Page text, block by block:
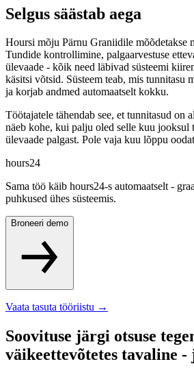
Selgus säästab aega
Hoursi mõju Pärnu Graniidile mõõdetakse
Tundide kontrollimine, palgaarvestuse
ülevaade - kõik need läbivad süsteemi
käsitsi võtsid. Süsteem teab, mis tunnitasu
ja korjab andmed automaatselt kokku.
Töötajatele tähendab see, et tunnitasud on
näeb kohe, kui palju oled selle kuu jooksul
ülevaade palgast. Pole vaja kuu lõppu
hours24
Sama töö käib hours24-s automaatselt -
puhkused ühes süsteemis.
Broneeri demo
Vaata tasuta tööriistu →
Soovituse järgi otsuse
väikeettevõtetes tavaline -